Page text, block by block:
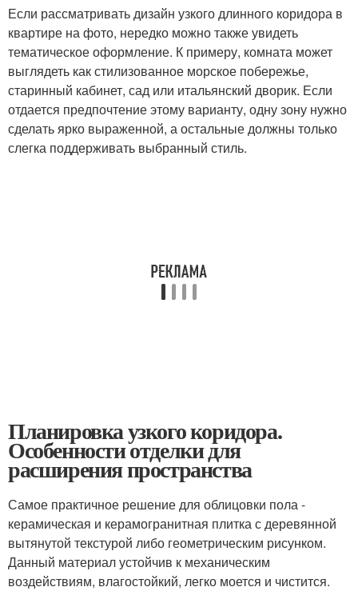
Если рассматривать дизайн узкого длинного коридора в
квартире на фото, нередко можно также увидеть
тематическое оформление. К примеру, комната может
выглядеть как стилизованное морское побережье,
старинный кабинет, сад или итальянский дворик. Если
отдается предпочтение этому варианту, одну зону нужно
сделать ярко выраженной, а остальные должны только
слегка поддерживать выбранный стиль.
Планировка узкого коридора.
Особенности отделки для
расширения пространства
Самое практичное решение для облицовки пола -
керамическая и керамогранитная плитка с деревянной
вытянутой текстурой либо геометрическим рисунком.
Данный материал устойчив к механическим
воздействиям, влагостойкий, легко моется и чистится.